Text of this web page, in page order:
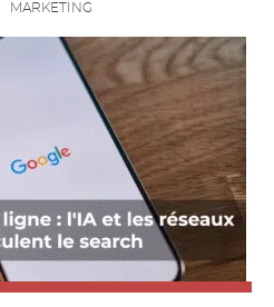
MARKETING